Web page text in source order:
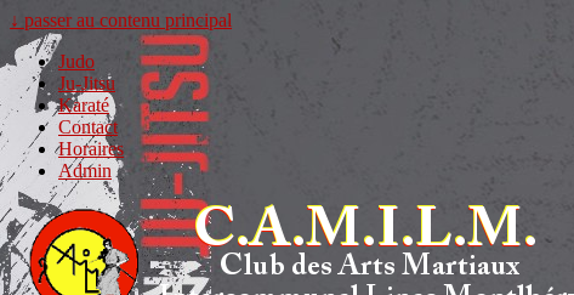
↓ passer au contenu principal
Judo
Ju-Jitsu
Karaté
Contact
Horaires
Admin